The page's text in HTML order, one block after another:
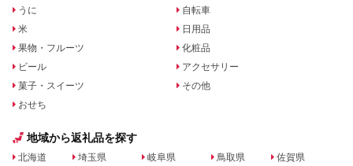
うに
米
果物・フルーツ
ビール
菓子・スイーツ
おせち
自転車
日用品
化粧品
アクセサリー
その他
地域から返礼品を探す
北海道
埼玉県
岐阜県
鳥取県
佐賀県